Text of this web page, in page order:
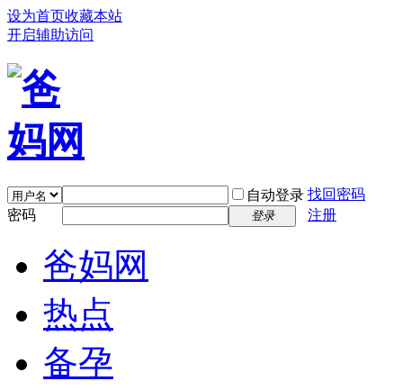
设为首页收藏本站
开启辅助访问
自动登录 找回密码
密码
登录 注册
爸妈网
热点
备孕